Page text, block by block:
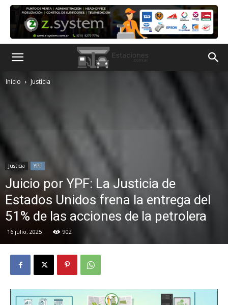
Inicio Justicia
Justicia YPF
Juicio por YPF: La Justicia de
Estados Unidos frena la entrega del
51% de las acciones de la petrolera
16 julio, 2025 902